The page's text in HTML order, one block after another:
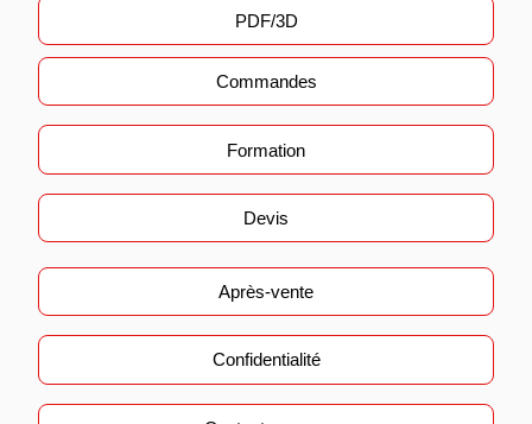
PDF/3D
Commandes
Formation
Devis
Après-vente
Confidentialité